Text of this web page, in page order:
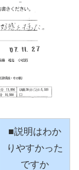
■説明はわか
りやすかった
ですか